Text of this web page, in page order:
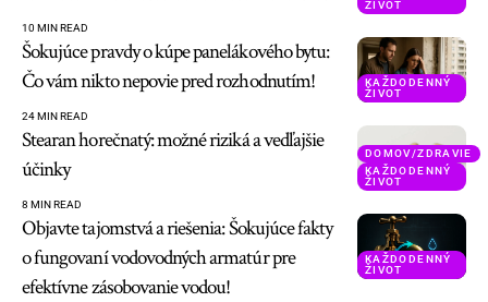
ŽIVOT
10 MIN READ
KAŽDODENNÝ
ŽIVOT
Šokujúce pravdy o kúpe panelákového bytu:
Čo vám nikto nepovie pred rozhodnutím!
24 MIN READ
DOMOV/ZDRAVIE
KAŽDODENNÝ
ŽIVOT
Stearan horečnatý: možné riziká a vedľajšie
účinky
8 MIN READ
KAŽDODENNÝ
ŽIVOT
Objavte tajomstvá a riešenia: Šokujúce fakty
o fungovaní vodovodných armatúr pre
efektívne zásobovanie vodou!